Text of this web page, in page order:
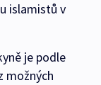
islamistů v
je podle
možných